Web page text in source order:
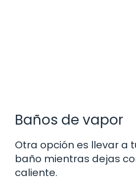
Baños de vapor
Otra opción es llevar a
baño mientras dejas
caliente.